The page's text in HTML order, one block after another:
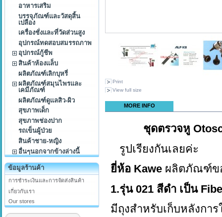
อาหารเสริม
บรรจุภัณฑ์และวัสดุสิ้น
เปลือง
เครื่องชั่งและที่วัดส่วนสูง
อุปกรณ์ทดสอบสมรรถภาพ
อุปกรณ์กู้ชีพ
สินค้าห้องแล็บ
ผลิตภัณฑ์เลิกบุหรี่
ผลิตภัณฑ์สมุนไพรและ
เคมีภัณฑ์
ผลิตภัณฑ์ดูแลสิว-ผิว
สุขภาพเด็ก
สุขภาพช่องปาก
รถเข็นผู้ป่วย
สินค้าชาย-หญิง
อื่นๆนอกจากข้างล่างนี้
ข้อมูลร้านค้า
การชำระเงินและการจัดส่งสินค้า
เกี่ยวกับเรา
Our stores
Print
View full size
MORE INFO
ชุดตรวจหู
รูปเรียงกันเลยค่ะ
ยี่ห้อ Kawe ผลิตภัณฑ์ข
1.รุ่น 021 สีดำ เป็น
มีถุงสำหรับเก็บหลังกา